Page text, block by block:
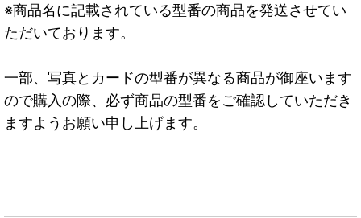
※商品名に記載されている型番の商品を発送させてい
ただいております。
一部、写真とカードの型番が異なる商品が御座います
ので購入の際、必ず商品の型番をご確認していただき
ますようお願い申し上げます。